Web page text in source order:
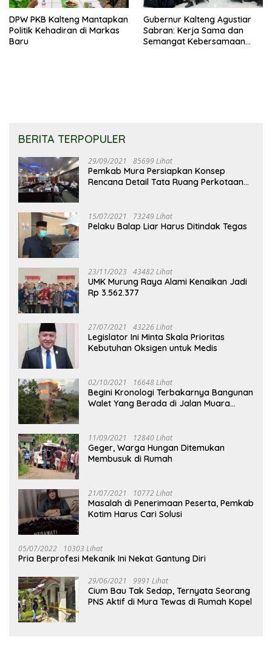
DPW PKB Kalteng Mantapkan
Politik Kehadiran di Markas
Baru
Gubernur Kalteng Agustiar
Sabran: Kerja Sama dan
Semangat Kebersamaan
BERITA TERPOPULER
29/09/2021 85699 Lihat
Pemkab Mura Persiapkan Konsep
Rencana Detail Tata Ruang Perkotaan
15/07/2021 73249 Lihat
Pelaku Balap Liar Harus Ditindak Tegas
23/11/2023 43482 Lihat
UMK Murung Raya Alami Kenaikan Jadi
Rp 3.562.377
27/07/2021 43226 Lihat
Legislator Ini Minta Skala Prioritas
Kebutuhan Oksigen untuk Medis
02/10/2021 16648 Lihat
Begini Kronologi Terbakarnya Bangunan
Walet Yang Berada di Jalan Muara
11/09/2021 12840 Lihat
Geger, Warga Hungan Ditemukan
Membusuk di Rumah
21/07/2021 10772 Lihat
Masalah di Penerimaan Peserta, Pemkab
Kotim Harus Cari Solusi
05/07/2022 10303 Lihat
Pria Berprofesi Mekanik Ini Nekat Gantung Diri
29/06/2021 9991 Lihat
Cium Bau Tak Sedap, Ternyata Seorang
PNS Aktif di Mura Tewas di Rumah Kopel